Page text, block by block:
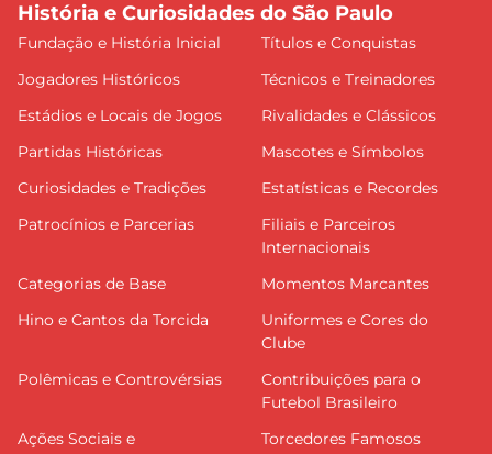
História e Curiosidades do São Paulo
Fundação e História Inicial
Títulos e Conquistas
Jogadores Históricos
Técnicos e Treinadores
Estádios e Locais de Jogos
Rivalidades e Clássicos
Partidas Históricas
Mascotes e Símbolos
Curiosidades e Tradições
Estatísticas e Recordes
Patrocínios e Parcerias
Filiais e Parceiros
Internacionais
Categorias de Base
Momentos Marcantes
Hino e Cantos da Torcida
Uniformes e Cores do
Clube
Polêmicas e Controvérsias
Contribuições para o
Futebol Brasileiro
Ações Sociais e
Torcedores Famosos